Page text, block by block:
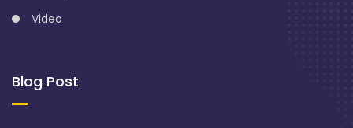
Video
Blog Post